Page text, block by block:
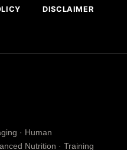
DISCLAIMER
· Human
Nutrition · Training